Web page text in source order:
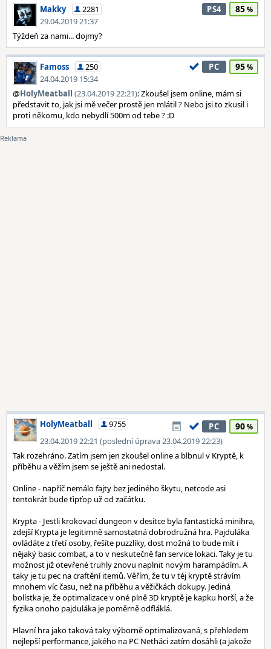
Makky
2281
29.04.2019 21:37
PS4 85
Týždeň za nami... dojmy?
Famoss
250
24.04.2019 15:34
PC 95
@HolyMeatball (23.04.2019 22:21): Zkoušel jsem online, mám si
představit to, jak jsi mě večer prostě jen mlátil ? Nebo jsi to zkusil i
proti někomu, kdo nebydlí 500m od tebe ? :D
HolyMeatball
9755
23.04.2019 22:21 (poslední úprava 23.04.2019 22:23)
PC 90
Tak rozehráno. Zatím jsem jen zkoušel online a blbnul v Kryptě, k
příběhu a věžím jsem se ještě ani nedostal.
Online - napříč nemálo fajty bez jediného škytu, netcode asi
tentokrát bude ťipťop už od začátku.
Krypta - Jestli krokovací dungeon v desítce byla fantastická minihra,
zdejší Krypta je legitimně samostatná dobrodružná hra. Pajduláka
ovládáte z třetí osoby, řešíte puzzlíky, dost možná to bude mít i
nějaký basic combat, a to v neskutečně fan service lokaci. Taky je tu
možnost již otevřené truhly znovu naplnit novým harampádím. A
taky je tu pec na craftění itemů. Věřím, že tu v téj kryptě strávím
mnohem víc času, než na příběhu a věžičkách dokupy. Jediná
bolístka je, že optimalizace v oné plně 3D kryptě je kapku horší, a že
fyzika onoho pajduláka je poměrně odfláklá.
Hlavní hra jako taková taky výborně optimalizovaná, s přehledem
nejlepší performance, jakého na PC Netháci zatím dosáhli (a jakože